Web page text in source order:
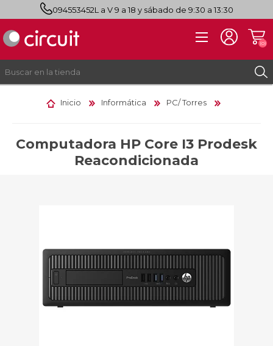
094553452L a V 9 a 18 y sábado de 9:30 a 13:30
INICIAR SESIÓN
(0)
Inicio Informática PC/ Torres
Computadora HP Core I3 Prodesk
Reacondicionada